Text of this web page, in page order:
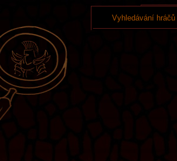
Vyhledávání hráčů